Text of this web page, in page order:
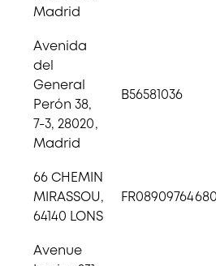
Madrid
Avenida
del
General
Perón 38,
7-3, 28020,
Madrid
B56581036
66 CHEMIN
MIRASSOU,
64140 LONS
Avenue